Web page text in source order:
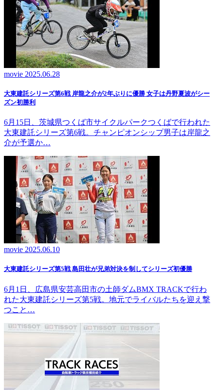
movie 2025.06.28
大東建託シリーズ第6戦 岸龍之介が2年ぶりに優勝 女子は丹野夏波がシー
ズン初勝利
6月15日、茨城県つくば市サイクルパークつくばで行われた
大東建託シリーズ第6戦。チャンピオンシップ男子は岸龍之
介が予選か…
movie 2025.06.10
大東建託シリーズ第5戦 島田壮が兄弟対決を制してシリーズ初優勝
6月1日、広島県安芸高田市の土師ダムBMX TRACKで行わ
れた大東建託シリーズ第5戦。地元でライバルたちを迎え撃
つこと…